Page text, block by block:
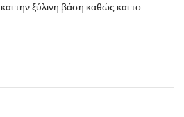
την ξύλινη βάση καθώς και το